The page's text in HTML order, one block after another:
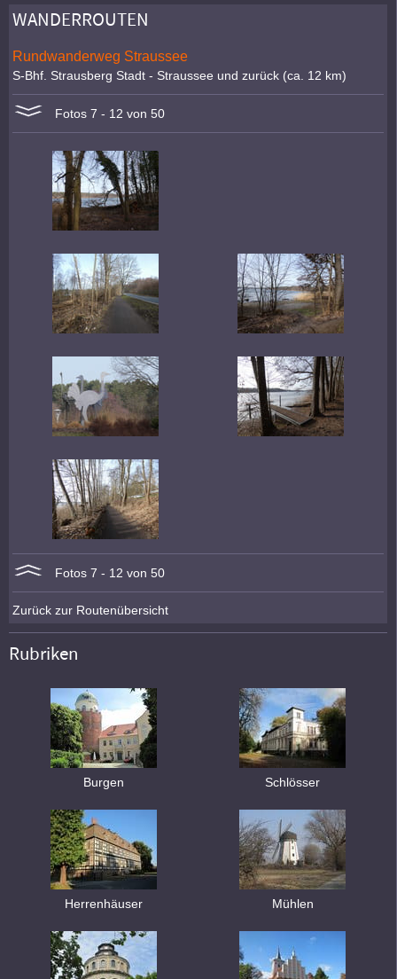
WANDERROUTEN
Rundwanderweg Straussee
S-Bhf. Strausberg Stadt - Straussee und zurück (ca. 12 km)
Fotos 7 - 12 von 50
Fotos 7 - 12 von 50
Zurück zur Routenübersicht
Rubriken
Burgen Schlösser
Herrenhäuser Mühlen